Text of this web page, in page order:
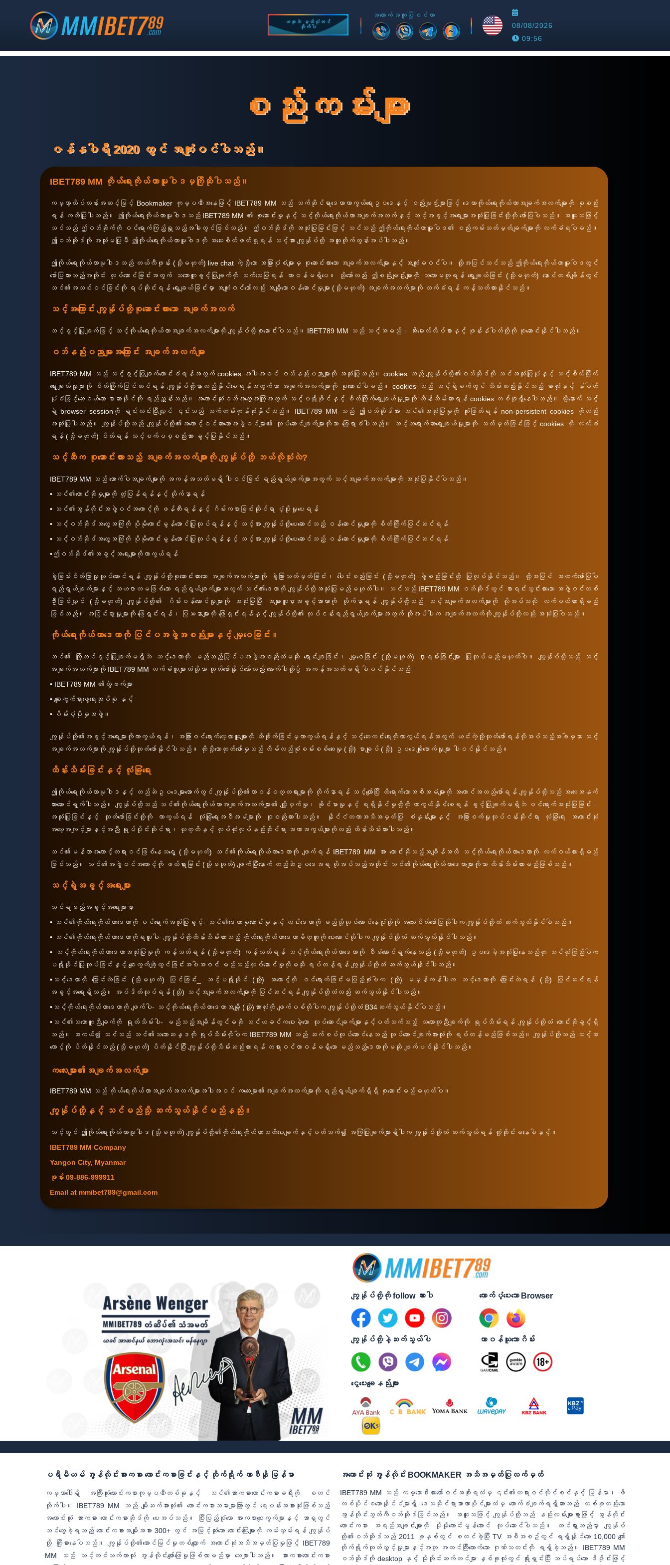
ယခုဘဲ မှတ်ပုံတင်
လိုက်ပါ
အထောက်အကူပြုစင်တာ
08/08/2026
09:56
စည်းကမ်းများ
ဇန်နဝါရီ 2020 တွင် အကျုံးဝင်ပါသည်။
IBET789 MM ကိုယ်ရေးကိုယ်တာမူဝါဒမှကြိုဆိုပါသည်။
ကမ္ဘာ့ထိပ်တန်းအဆင့်မြင့် Bookmaker ကုမ္ပဏီအနေဖြင့် IBET789 MM သည် သက်ဆိုင်ရာဒေတာကာကွယ်ရေးဥပဒေနှင့် စည်းမျဉ်းများဖြင့် ဒေတာကိုယ်ရေးကိုယ်တာအချက်အလက်များကို စုစည်း
ရန် ကတိပြုပါသည်။ ဤကိုယ်ရေးကိုယ်တာမူဝါဒသည် IBET789 MM ၏ စုဆောင်းမှုနှင့် သင့်ကိုယ်ရေးကိုယ်တာအချက်အလက်နှင့် သင့်အခွင့်အရေးများအသုံးပြုခြင်းတို့ကို ဖော်ပြပါသည်။ အထူးသဖြင့်
သင်သည် ဤဝဘ်ဆိုက်ကို ဝင်ရောက်ကြည့်ရှုသည့်အခါတွင်ဖြစ်သည်။ ဤဝဘ်ဆိုဒ်ကို အသုံးပြုခြင်းဖြင့် သင်သည် ဤကိုယ်ရေးကိုယ်တာမူဝါဒ၏ စည်းကမ်းသတ်မှတ်ချက်များကို လက်ခံရပါမည်။
ဤဝဘ်ဆိုဒ်ကို အသုံးမပြုမီ ဤကိုယ်ရေးကိုယ်တာမူဝါဒကို အသေးစိတ်ဖတ်ရှုရန် သင့်အား ကျွန်ုပ်တို့ အထူးတိုက်တွန်းအပ်ပါသည်။
ဤကိုယ်ရေးကိုယ်တာမူဝါဒသည် တယ်လီဖုန်း (သို့မဟုတ်) live chat ကဲ့သို့သော အခြားပုံစံများမှ စုဆောင်းထားသော အချက်အလက်များနှင့် အကျုံးမဝင်ပါ။ ထို့အပြင်သင်သည် ဤကိုယ်ရေးကိုယ်တာမူဝါဒတွင်
ဖော်ပြထားသည့်အတိုင်း လုပ်ဆောင်ခြင်းအတွက် သဘောတူခွင့်ပြုချက်ကို သက်သေပြရန် တာဝန်မရှိပေ။ သို့သော်လည်း ဤစည်းမျဥ်းများကို သဘောမတူရန် ရွေးချယ်ခြင်း (သို့မဟုတ်) နောင်တစ်ချိန်တွင်
သင်၏အသင်းဝင်ခြင်းကို ရပ်ဆိုင်းရန် ရွေးချယ်ခြင်းမှာ အကျုံးဝင်သော်လည်း အချို့သောဝန်ဆောင်မှုများ (သို့မဟုတ်) အချက်အလက်များကို လက်ခံရန် ကန့်သတ်ထားနိုင်သည်။
သင့်အကြောင်း ကျွန်ုပ်တို့စုဆောင်းထားသော အချက်အလက်
သင့်ခွင့်ပြုချက်ဖြင့် သင့်ကိုယ်ရေးကိုယ်တာအချက်အလက်များကို ကျွန်ုပ်တို့စုဆောင်းပါသည်။ IBET789 MM သည် သင့်အမည်၊ အီးမေးလ်လိပ်စာနှင့် ဖုန်းနံပါတ်တို့ကို စုဆောင်းနိုင်ပါသည်။
ဝဘ်နည်းပညာများအကြောင်း အချက်အလက်များ
IBET789 MM သည် သင့်ခွင့်ပြုချက်တောင်းခံရန်အတွက် cookies အပါအဝင် ဝဘ်နည်းပညာများကို အသုံးပြုသည်။ cookies သည် ကျွန်ုပ်တို့၏ဝဘ်ဆိုဒ်ကို သင်အသုံးပြုပုံနှင့် သင့်စိတ်ကြိုက်
ရွေးချယ်မှုများကို စိတ်ကြိုက်ပြင်ဆင်ရန် ကျွန်ုပ်တို့နားလည်နိုင်စေရန်အတွက်သာ အချက်အလက်များကို စုဆောင်းပါမည်။ cookies သည် သင့်ရဲ့စက်တွင် သိမ်းဆည်းနိုင်သည့် စာလုံးနှင့် နံပါတ်
ပုံစံဖြင့်သေးငယ်သော စာသားဖိုင်ကို ရည်ညွှန်းသည်။ အကောင်းဆုံးဝဘ်အတွေ့အကြုံအတွက် သင့်ပရိုဖိုင်နှင့် စိတ်ကြိုက်ရွေးချယ်မှုများကို ထိန်းသိမ်းထားရန် cookies တစ်ခုရှိနေပါသည်။ ထို့နောက် သင့်
ရဲ့ browser sessionကို ရှင်းလင်းပြီးလျှင် ၎င်းသည် သက်တမ်းကုန်ဆုံးနိုင်သည်။ IBET789 MM သည် ဤဝဘ်ဆိုဒ်အား သင်၏အသုံးပြုမှုကို ဆုံးဖြတ်ရန် non-persistent cookies ကိုလည်း
အသုံးပြုပါသည်။ ကျွန်ုပ်တို့သည် ကျွန်ုပ်တို့၏အကောင့်ဝင်ထားသောအဖွဲ့ဝင်များ၏ လုပ်ဆောင်ချက်များကိုသာ ခြေရာခံပါသည်။ သင့်ဘရောက်ဆာရွေးချယ်မှုများကို သတ်မှတ်ခြင်းဖြင့် cookies ကို လက်ခံ
ရန် (သို့မဟုတ်) ပိတ်ရန် သင့်စက်ပစ္စည်းအား ခွင့်ပြုနိုင်သည်။
သင့်ဆီက စုဆောင်းထားသည့် အချက်အလက်များကို ကျွန်ုပ်တို့ ဘယ်လိုသုံးလဲ?
IBET789 MM သည် အောက်ပါအချက်များကို အကန့်အသတ်မရှိ ပါဝင်ခြင်း ရည်ရွယ်ချက်များအတွက် သင့်အချက်အလက်များကို အသုံးပြုနိုင်ပါသည်။
• သင်၏တောင်းဆိုမှုများကို တုံ့ပြန်ရန်နှင့် လိုက်နာရန်
• သင်၏အွန်လိုင်းအဖွဲ့ဝင်အကောင့်ကို ဖန်တီးရန်နှင့် ဂိမ်းကစားခြင်းဆိုင်ရာ ပံ့ပိုးမှုပေးရန်
• သင့်ဝဘ်ဆိုဒ်အတွေ့အကြုံကို ပိုမိုကောင်းမွန်အောင်ပြုလုပ်ရန်နှင့် သင့်အား ကျွန်ုပ်တို့ပေးဆောင်သည့် ဝန်ဆောင်မှုများကို စိတ်ကြိုက်ပြင်ဆင်ရန်
• သင့်ဝဘ်ဆိုဒ်အတွေ့အကြုံကို ပိုမိုကောင်းမွန်အောင်ပြုလုပ်ရန်နှင့် သင့်အား ကျွန်ုပ်တို့ပေးဆောင်သည့် ဝန်ဆောင်မှုများကို စိတ်ကြိုက်ပြင်ဆင်ရန်
•ဤဝဘ်ဆိုဒ်၏အခွင့်အရေးများကိုကာကွယ်ရန်
ခွဲခြမ်းစိတ်ဖြာမှုလုပ်ဆောင်ရန် ကျွန်ုပ်တို့စုဆောင်းထားသော အချက်အလက်များကို ခွဲခြားသတ်မှတ်ခြင်း၊ ပေါင်းစည်းခြင်း (သို့မဟုတ်) ဖွဲ့စည်းခြင်းတို့ ပြုလုပ်နိုင်သည်။ ထို့အပြင် အထက်ဖော်ပြပါ
ရည်ရွယ်ချက်များနှင့် သဟဇာတမဖြစ်သော ရည်ရွယ်ချက်များအတွက် သင်၏ဒေတာကို ကျွန်ုပ်တို့အသုံးပြုမည်မဟုတ်ပါ။ သင်သည် IBET789 MM ဝဘ်ဆိုဒ်တွင် စာရင်းသွင်းထားသော အဖွဲ့ဝင်တစ်
ဦးဖြစ်လျှင် (သို့မဟုတ်) ကျွန်ုပ်တို့၏ ဂိမ်းဝန်ဆောင်မှုများကို အသုံးပြုပြီး အများသူငှာအခွင့်အာဏာကို လိုက်နာရန် ကျွန်ုပ်တို့သည် သင့်အချက်အလက်များကို လိုအပ်သလို လက်ဝယ်ထားရှိမည်
ဖြစ်သည်။ အငြင်းပွားမှုများကို ဖြေရှင်းရန်၊ ပြဿနာများကို ဖြေရှင်းရန်နှင့် ကျွန်ုပ်တို့၏ လုပ်ငန်းရည်ရွယ်ချက်များအတွက် လိုအပ်ပါက အချက်အလက်ကို ကျွန်ုပ်တို့လည်း အသုံးပြုပါသည်။
ကိုယ်ရေးကိုယ်တာဒေတာကို ပြင်ပအဖွဲ့အစည်းများနှင့် မျှဝေခြင်း။
သင်၏ ကြိုတင်ခွင့်ပြုချက်မရှိဘဲ သင့်ဒေတာကို မည်သည့်ပြင်ပအဖွဲ့အစည်းထံမဆို ရောင်းချခြင်း၊ မျှဝေခြင်း (သို့မဟုတ်) ငှားရမ်းခြင်းများ ပြုလုပ်မည်မဟုတ်ပါ။ ကျွန်ုပ်တို့သည် သင့်
အချက်အလက်များကို IBET789 MM လက်ခံသူများထံသို့သာ ထုတ်ဖော်နိုင်သော်လည်း အောက်ပါတို့၌ အကန့်အသတ်မရှိ ပါဝင်နိုင်သည်-
• IBET789 MM ၏တွဲဖက်များ
• စျေးကွက်ရှာဖွေရေးအုပ်စု နှင့်
• ဂိမ်းပံ့ပိုးမှုအဖွဲ့။
ကျွန်ုပ်တို့၏အခွင့်အရေးများကိုကာကွယ်ရန်၊ အခြားဝင်ရောက်လေ့လာသူများကို ထိခိုက်ခြင်းမှကာကွယ်ရန်နှင့် သင့်ဘေးကင်းရေးကိုကာကွယ်ရန်အတွက် ယင်းကဲ့သို့ထုတ်ဖော်ရန်လိုအပ်သည့်အခါမှသာ သင့်
အချက်အလက်များကို ကျွန်ုပ်တို့ထုတ်ဖော်နိုင်ပါသည်။ ထိုသို့သောထုတ်ဖော်မှုသည် လိမ်လည်စုံစမ်းစစ်ဆေးမှု (သို့) စာချုပ် (သို့) ဥပဒေချိုးဖောက်မှုများ ပါဝင်နိုင်သည်။
ထိန်းသိမ်းခြင်းနှင့် လုံခြုံရေး
ဤကိုယ်ရေးကိုယ်တာမူဝါဒနှင့် တည်ဆဲဥပဒေများအောက်တွင် ကျွန်ုပ်တို့၏တာဝန်ဝတ္တရားများကို လိုက်နာရန် သင့်လျော်ပြီး ထိရောက်သောအစီအမံများကို အကောင်အထည်ဖော်ရန် ကျွန်ုပ်တို့သည် အလေးအနက်
ထားဆောင်ရွက်ပါသည်။ ကျွန်ုပ်တို့သည် သင်၏ကိုယ်ရေးကိုယ်တာအချက်အလက်များ၏ လျှို့ဝှက်မှု၊ ခိုင်မာမှုနှင့် ရရှိနိုင်မှုတို့ကို ကာကွယ်နိုင်စေရန် ခွင့်ပြုချက်မရှိဘဲ ဝင်ရောက်အသုံးပြုခြင်း၊
အသုံးပြုခြင်းနှင့် ထုတ်ဖော်ခြင်းတို့ကို ကာကွယ်ရန် လုံခြုံရေးအစီအမံများကို စုစည်းထားပါသည်။ နိုင်ငံတကာအသိအမှတ်ပြု စံနှုန်းများနှင့် အခြားစက်မှုလုပ်ငန်းဆိုင်ရာ လုံခြုံရေး အကောင်းဆုံး
အလေ့အကျင့်များနှင့်အညီ ရုပ်ပိုင်းဆိုင်ရာ၊ ယုတ္တိနှင့် လုပ်ထုံးလုပ်နည်းဆိုင်ရာ အကာအကွယ်များကိုလည်း ထိန်းသိမ်းထားပါသည်။
သင်၏မန်ဘာအကောင့်တရားဝင်ဖြစ်နေသရွေ့ (သို့မဟုတ်) သင်၏ကိုယ်ရေးကိုယ်တာဒေတာကို ဖျက်ရန် IBET789 MM အား တောင်းဆိုသည့်အချိန်အထိ သင့်ကိုယ်ရေးကိုယ်တာဒေတာကို လက်ဝယ်ထားရှိမည်
ဖြစ်သည်။ သင်၏အဖွဲ့ဝင်အကောင့်ကို ဖယ်ရှားခြင်း (သို့မဟုတ်) ဖျက်ပြီးနောက် တည်ဆဲဥပဒေအရ လိုအပ်သည့်အတိုင်း သင်၏ကိုယ်ရေးကိုယ်တာဒေတာများကိုသာ ထိန်းသိမ်းထားမည်ဖြစ်သည်။
သင့်ရဲ့အခွင့်အရေးများ
သင်ရမည့်အခွင့်အရေးများမှာ
• သင်၏ကိုယ်ရေးကိုယ်တာဒေတာကို ဝင်ရောက်အသုံးပြုခွင့်- သင်၏ဒေတာစုဆောင်းမှုနှင့် ယင်းဒေတာကို မည်သို့လုပ်ဆောင်နေပုံတို့ကို အသေးစိတ်ဖော်ပြလိုပါက ကျွန်ုပ်တို့ထံ ဆက်သွယ်နိုင်ပါသည်။
• သင်၏ကိုယ်ရေးကိုယ်တာဒေတာကိုရယူပါ- ကျွန်ုပ်တို့ထိန်းသိမ်းထားသည့် ကိုယ်ရေးကိုယ်တာဒေတာမိတ္တူကို ပေးဆောင်လိုပါက ကျွန်ုပ်တို့ထံ ဆက်သွယ်နိုင်ပါသည်။
• သင့်ကိုယ်ရေးကိုယ်တာဒေတာအသုံးပြုမှုကို ကန့်သတ်ရန် (သို့မဟုတ်) ကန့်သတ်ရန် သင့်ကိုယ်ရေးကိုယ်တာဒေတာကို စီမံဆောင်ရွက်နေသည် (သို့မဟုတ်) ဥပဒေမဲ့အသုံးပြုနေသည်ဟု သင်ယုံကြည်ပါက
ပရိုဖိုင်ပြုလုပ်ခြင်းနှင့် စျေးကွက်ချဲ့ထွင်ခြင်းအပါအဝင် မည်သည့်လုပ်ဆောင်မှုကိုမဆို ရပ်တန့်ရန် ကျွန်ုပ်တို့ထံ ဆက်သွယ်နိုင်ပါသည်။
•သင့်ဒေတာကို ပြောင်းလဲခြင်း (သို့မဟုတ်) ပြင်ခြင်း_ သင့်ပရိုဖိုင် (သို့) အကောင့်ကို ဝင်ရောက်ခြင်းမပြည့်စုံပါက (သို့) မမှန်ကန်ပါက သင့်ဒေတာကို ပြောင်းလဲရန် (သို့) ပြင်ဆင်ရန်
အခွင့်အရေးရှိသည်။ အပ်ဒိတ်လုပ်ရန် (သို့) သင့်အချက်အလက်များကို ပြင်ဆင်ရန် ကျွန်ုပ်တို့ထံလည်း ဆက်သွယ်နိုင်ပါသည်။
•သင့်ကိုယ်ရေးကိုယ်တာဒေတာကို ဖျက်ပါ- သင့်ကိုယ်ရေးကိုယ်တာဒေတာအချို့ (သို့)အားလုံးကို ဖျက်ပစ်လိုပါက ကျွန်ုပ်တို့ထံ B34ဆက်သွယ်နိုင်ပါသည်။
•သင်၏သဘောတူညီချက်ကို ရုတ်သိမ်းပါ- မည်သည့်အချိန်တွင်မဆို သင်ယခင်ကပေးခဲ့သော လုပ်ဆောင်ချက်များနှင့်ပတ်သက်သည့် သဘောတူညီချက်ကို ရုပ်သိမ်းရန် ကျွန်ုပ်တို့ထံ တောင်းဆိုခွင့်ရှိ
သည်။ အကယ်၍ သင်သည် သင်၏သဘောဆန္ဒကို ရုပ်သိမ်းလိုပါက IBET789 MM သည် ဆက်စပ်လုပ်ဆောင်နေသည့် လုပ်ဆောင်ချက်အားလုံးကို ရပ်တန့်မည်ဖြစ်သည်။ ကျွန်ုပ်တို့သည် သင့်အ
ကောင့်ကို ပိတ်နိုင်သည် (သို့မဟုတ်) ပိတ်နိုင်ပြီး ကျွန်ုပ်တို့သိမ်းဆည်းထားရန် တရားဝင်တာဝန်မရှိသော မည်သည့်ဒေတာကိုမဆို ဖျက်ပစ်နိုင်ပါသည်။
ကလေးများ၏အချက်အလက်များ
IBET789 MM သည် ကိုယ်ရေးကိုယ်တာအချက်အလက်များအပါအဝင် ကလေးများ၏အချက်အလက်များကို ရည်ရွယ်ချက်ရှိရှိ စုဆောင်းမည်မဟုတ်ပါ။
ကျွန်ုပ်တို့နှင့် သင်မည်သို့ ဆက်သွယ်နိုင်မည်နည်း။
သင့်တွင် ဤကိုယ်ရေးကိုယ်တာမူဝါဒ (သို့မဟုတ်) ကျွန်ုပ်တို့၏ကိုယ်ရေးကိုယ်တာသတိပေးချက်နှင့်ပတ်သက်၍ အကြံပြုချက်များရှိပါက ကျွန်ုပ်တို့ထံ ဆက်သွယ်ရန် တုံ့ဆိုင်းမနေပါနှင့်။
IBET789 MM Company
Yangon City, Myanmar
ဖုန်း 09-886-999911
Email at mmibet789@gmail.com
ကျွန်ုပ်တို့ကို follow ထားပါ ထောက်ပံ့ပေးသော Browser
ကျွန်ုပ်တို့နဲ့ဆက်သွယ်ပါ တာဝန်ယူသောဂိမ်း
ငွေပေးချေနည်းများ
ပရီမီယမ် အွန်လိုင်းအားကစား လောင်းကစားခြင်းနှင့် တိုက်ရိုက် ကာစီနို မြန်မာ
ကမ္ဘာပေါ်ရှိ အကြီးဆုံးလောင်းကစားကုမ္ပဏီတစ်ခုနှင့် သင်၏အားကစားလောင်းကစားခရီးကို စတင်
လိုက်ပါ။ IBET789 MM သည် မျိုးဆက်အားလုံး၏ လောင်းကစားသမားများကြားတွင် ရေပန်းအစားဆုံးဖြစ်သည့်
အကောင်းဆုံး အားကစား လောင်းကစားဆိုဒ်ကို ပေးအပ်သည်။ ပြီးပြည့်စုံသော အားကစားစျေးကွက်များနှင့် အာရှတွင်
သင်တွေ့ခဲ့ရသည့် လောင်းကစားအမျိုးအစား 300+ တွင် အမြင့်ဆုံးသော လောင်းကြေးများကို ကမ်းလှမ်းရန် ကျွန်ုပ်
တို့ ကြိုးစားနေပါသည်။ ကျွန်ုပ်တို့၏အောင်မြင်မှုတစ်လျှောက် အကောင်းဆုံးအသိအမှတ်ပြုမှုဖြင့် IBET789
MM သည် သင့်တစ်သက်တာလုံး အွန်လိုင်းဖျော်ဖြေမှုဖြစ်လာမည်မှာ သေချာပါသည်။ အားကစားလောင်းကစား
အကောင်းဆုံး အွန်လိုင်း BOOKMAKER အသိအမှတ်ပြုလက်မှတ်
IBET789 MM သည် ကမ္ဘောဒီးယားတော်ဝင်အစိုးရထံမှ ၎င်း၏တရားဝင်လိုင်စင်နှင့် မြန်မာ၊ ဖိ
လစ်ပိုင်စသောနိုင်ငံများရှိ ဒေသဆိုင်ရာအာဏာပိုင်များထံမှ ထောက်ခံချက်ရရှိထားသည့် တစ်ခုတည်းသော
အွန်လိုင်းဘွတ်ကီဝဘ်ဆိုဒ်ဖြစ်သည်။ အထူးသဖြင့် ကျွန်ုပ်တို့သည် နည်းလမ်းများစွာဖြင့် အွန်လိုင်း
လောင်းကစား အရည်အချင်းများကို ပိုမိုကောင်းမွန်အောင် လုပ်ဆောင်ပါသည်။ ထင်ရှားသည်မှာ ကျွန်ုပ်
တို့၏ဝဘ်ဆိုဒ်သည် 2011 ခုနှစ်တွင် စတင်ခဲ့ပြီး TV အစီအစဥ်တွင် ရရှိနိုင်သော 10,000 ကျော်
တိုက်ရိုက်ထုတ်လွှင့်မှုများနှင့်အတူ အထင်ကြီးလောက်သော ဂုဏ်သတင်းကို ရရှိခဲ့သည်။ IBET789 MM
ဝဘ်ဆိုဒ်ကို desktop နှင့် မိုဘိုင်းဆက်တင်များ နှစ်ခုလုံးတွင် ရိုးရှင်းပြီး သပ်ရပ်သော ဒီဇိုင်းဖြင့်